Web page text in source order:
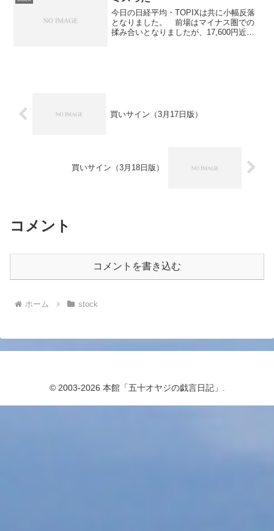
今日の日経平均・TOPIXは共に小幅反落
となりました。 前場はマイナス圏での
揉み合いとなりましたが、17,600円近辺
買いサイン（3月17日版）
買いサイン（3月18日版）
コメント
コメントを書き込む
ホーム stock
© 2003-2026 本館「五十オヤジの戯言日記」.